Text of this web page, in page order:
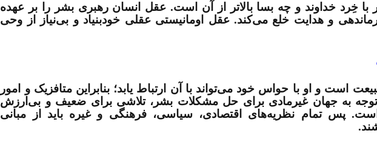
با خِرد خداوند و چه بسا بالاتر از آن است. عقل انسان رهبری بشر را بر عهده
و هدایت خلع می‌کند. عقل اومانیستی عقلی خودبنیاد و بی‌نیاز از وحی
است و او با حواس خود می‌تواند با آن ارتباط یابد؛ بنابراین متافزیک و امور
به جهان غیرمادی برای حل مشکلات بشر، تلاشی برای ضعیف و بی‌ارزش
پس تمام نظریه‌های اقتصادی، سیاسی، فرهنگی و غیره باید از مبانی